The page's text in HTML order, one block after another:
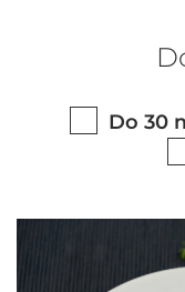
Do 30